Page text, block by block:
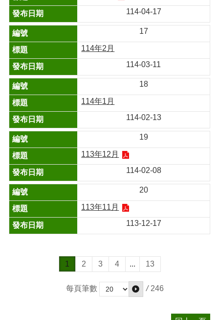
114-04-17
17
114年2月
114-03-11
18
114年1月
114-02-13
19
113年12月
114-02-08
20
113年11月
113-12-17
1 2 3 4 ... 13
每頁筆數 / 246